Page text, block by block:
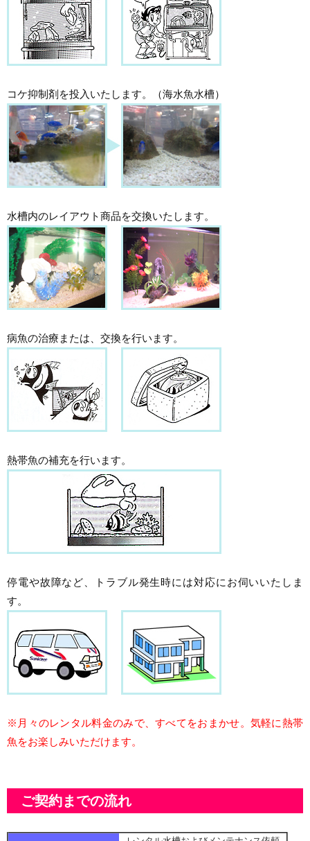
コケ抑制剤を投入いたします。（海水魚水槽）
水槽内のレイアウト商品を交換いたします。
病魚の治療または、交換を行います。
熱帯魚の補充を行います。
停電や故障など、トラブル発生時には対応にお伺いいたしま
す。
※月々のレンタル料金のみで、すべてをおまかせ。気軽に熱帯
魚をお楽しみいただけます。
ご契約までの流れ